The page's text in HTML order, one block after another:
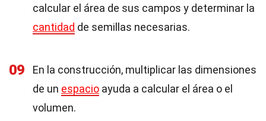
calcular el área de sus campos y determinar la
cantidad de semillas necesarias.
09
En la construcción, multiplicar las dimensiones
de un espacio ayuda a calcular el área o el
volumen.